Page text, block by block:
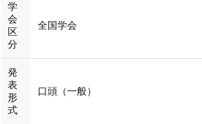
学
会
区
分
全国学会
発
表
形
式
口頭（一般）